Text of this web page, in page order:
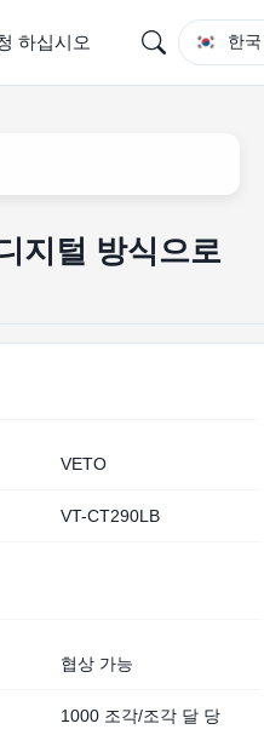
하십시오 한국
지털 방식으로
VETO
VT-CT290LB
협상 가능
1000 조각/조각 달 당